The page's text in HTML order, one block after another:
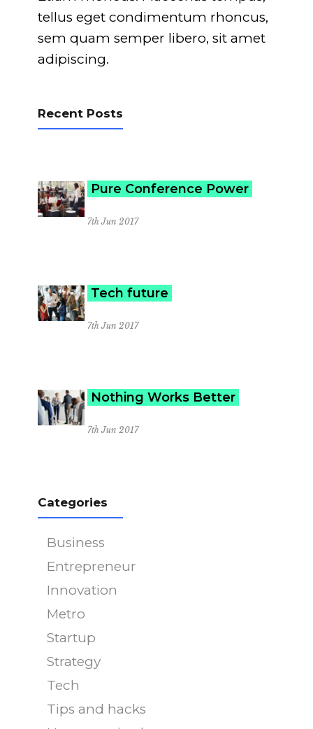
tellus eget condimentum rhoncus,
sem quam semper libero, sit amet
adipiscing.
Recent Posts
Pure Conference Power
7th Jun 2017
Tech future
7th Jun 2017
Nothing Works Better
7th Jun 2017
Categories
Business
Entrepreneur
Innovation
Metro
Startup
Strategy
Tech
Tips and hacks